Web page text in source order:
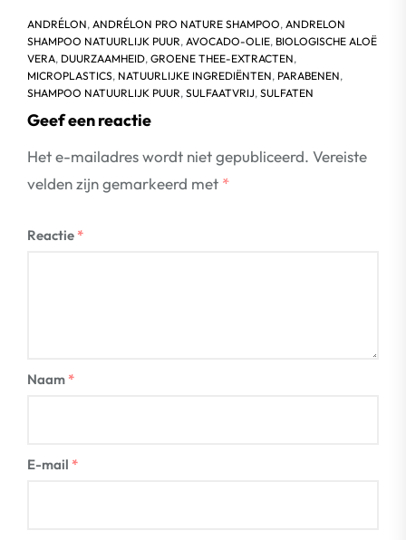
ANDRÉLON, ANDRÉLON PRO NATURE SHAMPOO, ANDRELON
SHAMPOO NATUURLIJK PUUR, AVOCADO-OLIE, BIOLOGISCHE ALOË
VERA, DUURZAAMHEID, GROENE THEE-EXTRACTEN,
MICROPLASTICS, NATUURLIJKE INGREDIËNTEN, PARABENEN,
SHAMPOO NATUURLIJK PUUR, SULFAATVRIJ, SULFATEN
Geef een reactie
Het e-mailadres wordt niet gepubliceerd. Vereiste
velden zijn gemarkeerd met *
Reactie *
Naam *
E-mail *